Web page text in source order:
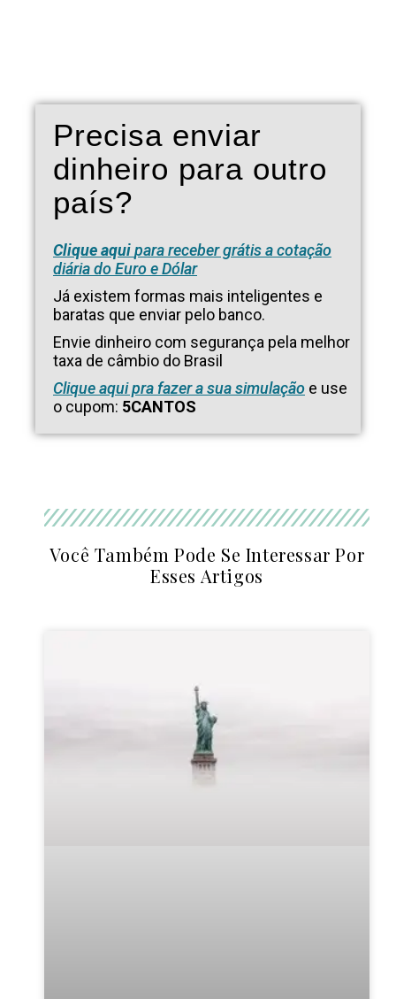
Precisa enviar
dinheiro para outro
país?
Clique aquipara receber grátis a cotação
diária do Euro e Dólar
Já existem formas mais inteligentes e
baratas que enviar pelo banco.
Envie dinheiro com segurança pela melhor
taxa de câmbio do Brasil
Clique aqui pra fazer a sua simulação e use
o cupom: 5CANTOS
Você Também Pode Se Interessar Por
Esses Artigos